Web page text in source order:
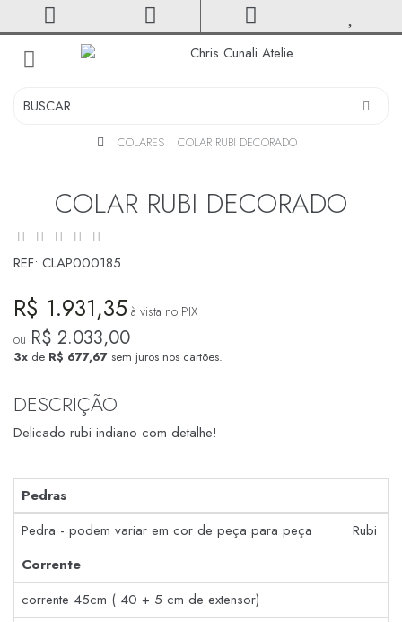
toggle
COLARES COLAR RUBI DECORADO
COLAR RUBI DECORADO
REF: CLAP000185
R$ 1.931,35 à vista no PIX
ou R$ 2.033,00
3x de R$ 677,67 sem juros nos cartões.
DESCRIÇÃO
Delicado rubi indiano com detalhe!
Pedras
Pedra - podem variar em cor de peça para peça
Rubi
Corrente
corrente 45cm ( 40 + 5 cm de extensor)